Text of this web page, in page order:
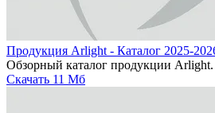
Продукция Arlight - Каталог 2025-
Обзорный каталог продукции Arlight.
Скачать 11 Мб